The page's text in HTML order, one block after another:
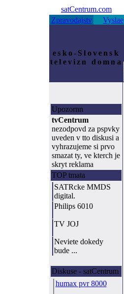
satCentrum.com
Zpravodajstv
Vyslae
esko-Slovensk
televizn domna
Upozornn
tvCentrum
nezodpovd za pspvky
uveden v tto diskusi a
vyhrazujeme si prvo
smazat ty, ve kterch je
skryt reklama
TOP tmata
SATRcke MMDS
digital.
Philips 6010
TV JOJ
Neviete dokedy
bude ...
Diskuse - satCentrum
humax pvr 8000